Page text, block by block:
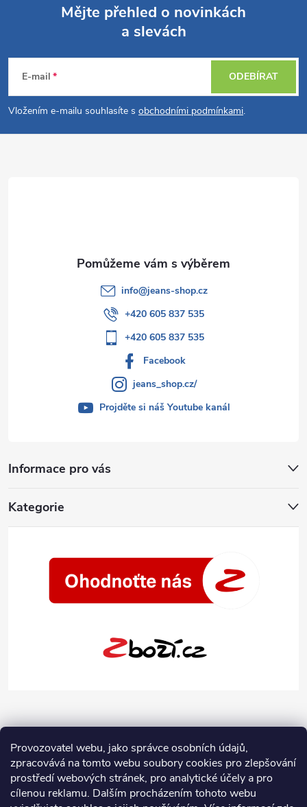
Provozovatel webu, jako správce osobních údajů,
zpracovává na tomto webu soubory cookies pro zlepšování
prostředí webových stránek, pro analytické účely a pro
cílenou reklamu. Dalším procházením tohoto webu
p
a
Mějte přehled o novinkách
a slevách
E-mail
Vložením e-mailu souhlasíte s obchodními podmínkami.
ODEBÍRAT
Informace pro vás
Kategorie
info@jeans-shop.cz
+420 605 837 535
+420 605 837 535
Facebook
jeans_shop.cz/
Projděte si náš Youtube kanál